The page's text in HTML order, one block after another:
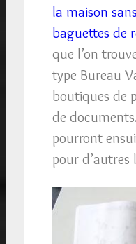
la maison
baguettes de
que l’on
type Bureau
boutiques de
de
pourront
pour d’autres